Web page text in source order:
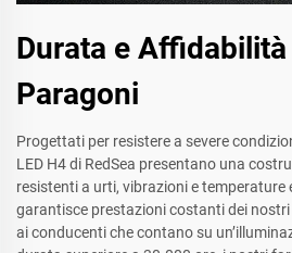
Durata e Affidabilità
Paragoni
Progettati per resistere a severe
LED H4 di RedSea presentano una
resistenti a urti, vibrazioni e temperature
garantisce prestazioni costanti dei
ai conducenti che contano su